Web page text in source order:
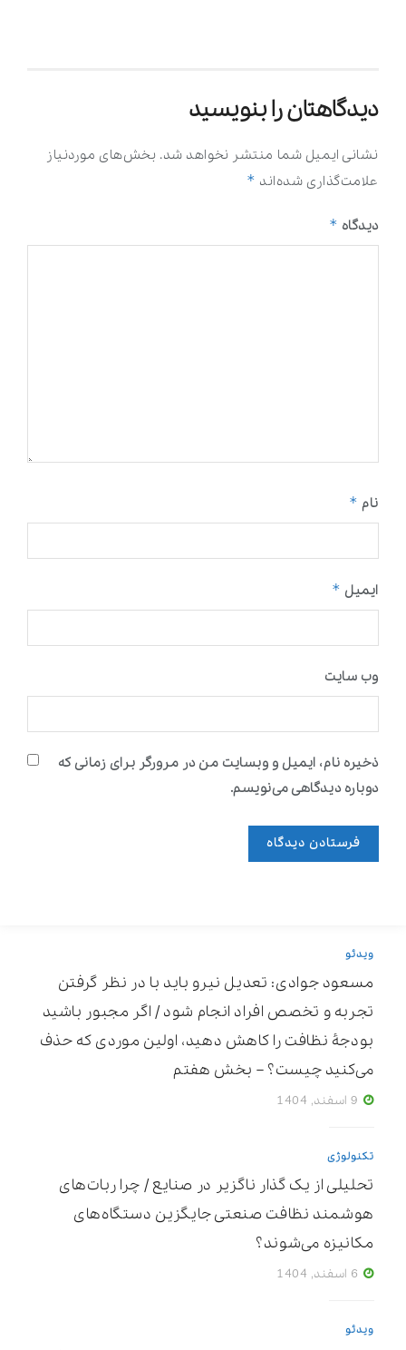
دیدگاهتان را بنویسید
نشانی ایمیل شما منتشر نخواهد شد. بخش‌های موردنیاز
علامت‌گذاری شده‌اند *
دیدگاه *
نام *
ایمیل *
وب‌ سایت
ذخیره نام، ایمیل و وبسایت من در مرورگر برای زمانی که
دوباره دیدگاهی می‌نویسم.
ویدئو
مسعود جوادی: تعدیل نیرو باید با در نظر گرفتن
تجربه و تخصص افراد انجام شود / اگر مجبور باشید
بودجۀ نظافت را کاهش دهید، اولین موردی که حذف
می‌کنید چیست؟ – بخش هفتم
تکنولوژی
تحلیلی از یک گذار ناگزیر در صنایع / چرا ربات‌های
هوشمند نظافت صنعتی جایگزین دستگاه‌های
مکانیزه می‌شوند؟
ویدئو